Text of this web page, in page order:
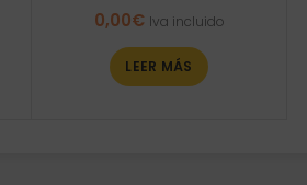
0,00€ Iva incluido
LEER MÁS